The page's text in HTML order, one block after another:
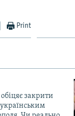
Print
закрити